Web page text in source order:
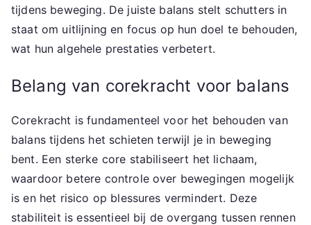
tijdens beweging. De juiste balans stelt schutters in
staat om uitlijning en focus op hun doel te behouden,
wat hun algehele prestaties verbetert.
Belang van corekracht voor balans
Corekracht is fundamenteel voor het behouden van
balans tijdens het schieten terwijl je in beweging
bent. Een sterke core stabiliseert het lichaam,
waardoor betere controle over bewegingen mogelijk
is en het risico op blessures vermindert. Deze
stabiliteit is essentieel bij de overgang tussen rennen